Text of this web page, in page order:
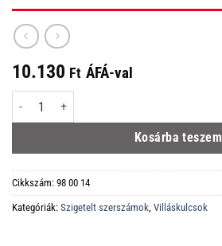
10.130 Ft ÁFÁ-val
98 00 14 Villáskulcsok 170 mm mennyiség
Kosárba teszem
Cikkszám: 98 00 14
Kategóriák: Szigetelt szerszámok Villáskulcsok